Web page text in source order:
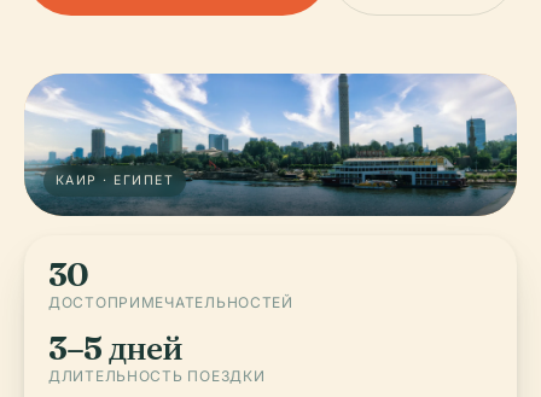
КАИР · ЕГИПЕТ
30
ДОСТОПРИМЕЧАТЕЛЬНОСТЕЙ
3–5 дней
ДЛИТЕЛЬНОСТЬ ПОЕЗДКИ